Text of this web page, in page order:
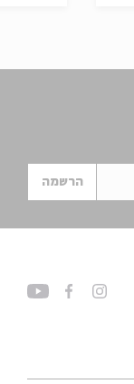
הרשמה